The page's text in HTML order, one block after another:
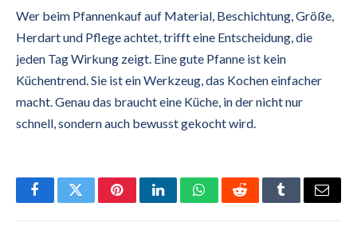
Wer beim Pfannenkauf auf Material, Beschichtung, Größe,
Herdart und Pflege achtet, trifft eine Entscheidung, die
jeden Tag Wirkung zeigt. Eine gute Pfanne ist kein
Küchentrend. Sie ist ein Werkzeug, das Kochen einfacher
macht. Genau das braucht eine Küche, in der nicht nur
schnell, sondern auch bewusst gekocht wird.
FacebookTwitterPinterestLinkedInWhatsAppRedditTumblrEmail